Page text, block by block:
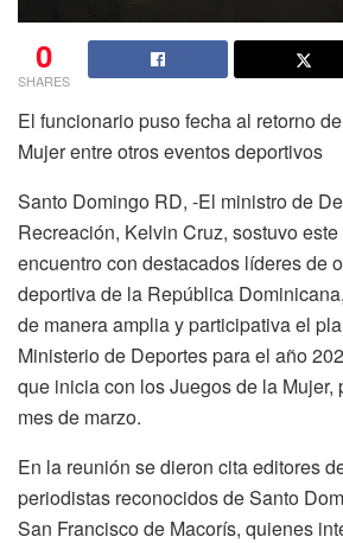
0
SHARES
El funcionario puso fecha al retorno
Mujer entre otros eventos deportivos
Santo Domingo RD, -El ministro de
Recreación, Kelvin Cruz, sostuvo este
encuentro con destacados líderes de
deportiva de la República
de manera amplia y participativa el
Ministerio de Deportes para el año
que inicia con los Juegos de la Mujer,
mes de marzo.
En la reunión se dieron cita editores
periodistas reconocidos de Santo
San Francisco de Macorís, quienes